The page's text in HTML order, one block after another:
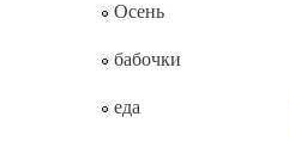
Осень
бабочки
еда